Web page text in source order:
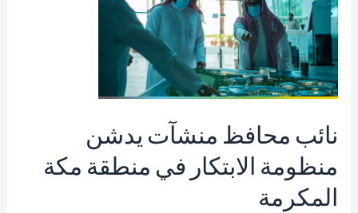
تعلم
العربية
تطرح
آفاق
عمل
جديدة
اللغة
العربية
نائب محافظ منشآت يدشن
منظومة الابتكار في منطقة مكة
المكرمة